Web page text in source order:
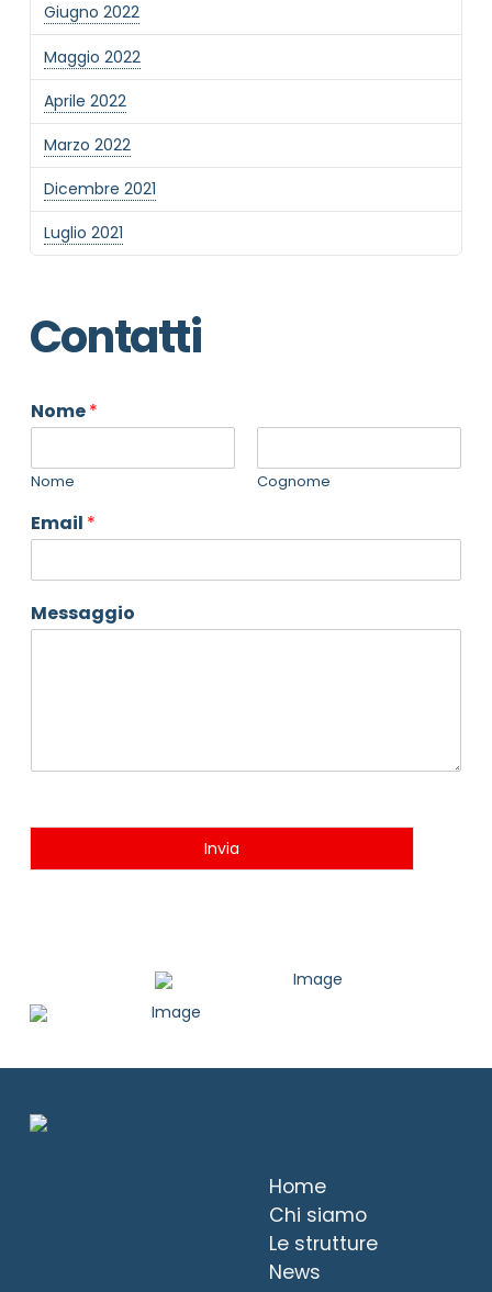
Giugno 2022
Maggio 2022
Aprile 2022
Marzo 2022
Dicembre 2021
Luglio 2021
Contatti
Nome*
Nome Cognome
Email *
Messaggio
Invia
Home
Chi siamo
Le strutture
News